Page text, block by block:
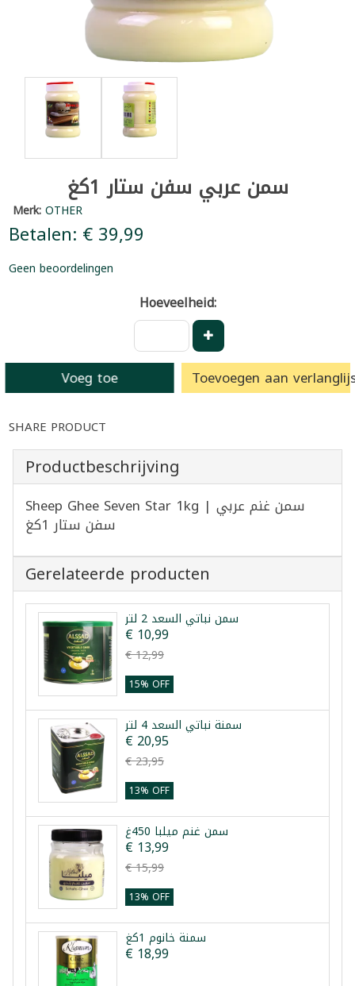
سمن عربي سفن ستار 1كغ
Merk:OTHER
Betalen: € 39,99
Geen beoordelingen
Hoeveelheid:
Voeg toe Toevoegen aan
SHARE PRODUCT
Productbeschrijving
Sheep Ghee Seven Star 1kg | سمن غنم عربي
سفن ستار 1كغ
Gerelateerde producten
سمن نباتي السعد 2 لتر
€ 10,99
€ 12,99
15% OFF
سمنة نباتي السعد 4 لتر
€ 20,95
€ 23,95
13% OFF
سمن غنم ميلبا 450غ
€ 13,99
€ 15,99
13% OFF
سمنة خانوم 1كغ
€ 18,99